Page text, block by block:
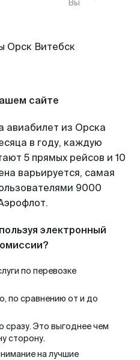
Вы
сайте
авиабилет из Орска
в году, каждую
5 прямых рейсов и 10
варьируется, самая
9000
электронный
по перевозке
по сравнению от и до
сразу. Это выгоднее чем
сторону.
на лучшие